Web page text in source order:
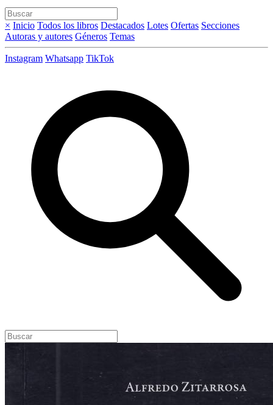
× Inicio Todos los libros Destacados Lotes Ofertas Secciones
Autoras y autores Géneros Temas
Instagram Whatsapp TikTok